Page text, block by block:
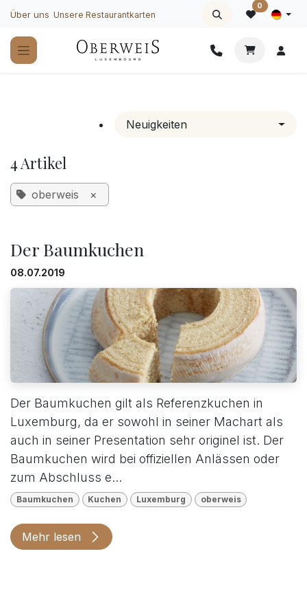
Zum Inhalt springen
Über uns Unsere Restaurantkarten
0
Neuigkeiten
4 Artikel
oberweis ×
Der Baumkuchen
08.07.2019
Der Baumkuchen gilt als Referenzkuchen in
Luxemburg, da er sowohl in seiner Machart als
auch in seiner Presentation sehr originel ist. Der
Baumkuchen wird bei offiziellen Anlässen oder
zum Abschluss e...
Baumkuchen Kuchen Luxemburg oberweis
Mehr lesen